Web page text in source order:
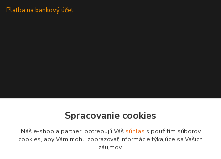
Platba na bankový účet
leksunsro@gmail.com
Spracovanie cookies
Náš e-shop a partneri potrebujú Váš súhlas s použitím súborov
cookies, aby Vám mohli zobrazovať informácie týkajúce sa Vašich
záujmov.